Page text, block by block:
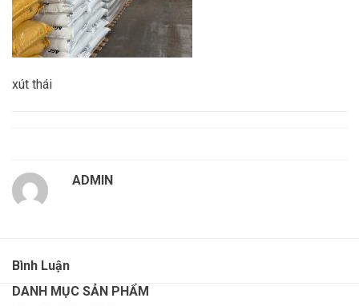
xút thái
ADMIN
Bình Luận
DANH MỤC SẢN PHẨM